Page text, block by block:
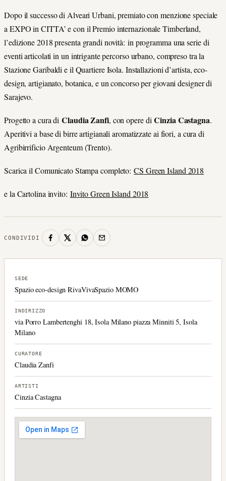
Dopo il successo di Alveari Urbani, premiato con menzione speciale
a EXPO in CITTA’ e con il Premio internazionale Timberland,
l’edizione 2018 presenta grandi novità: in programma una serie di
eventi articolati in un intrigante percorso urbano, compreso tra la
Stazione Garibaldi e il Quartiere Isola. Installazioni d’artista, eco-
design, artigianato, botanica, e un concorso per giovani designer di
Sarajevo.
Progetto a cura diClaudia Zanfi, con opere diCinzia Castagna.
Aperitivi a base di birre artigianali aromatizzate ai fiori, a cura di
Agribirrificio Argenteum (Trento).
Scarica il Comunicato Stampa completo:CS Green Island 2018
e la Cartolina invito: Invito Green Island 2018
CONDIVIDI
SEDE
Spazio eco-design RivaVivaSpazio MOMO
INDIRIZZO
via Porro Lambertenghi 18, Isola Milano piazza Minniti 5, Isola
Milano
CURATORE
Claudia Zanfi
ARTISTI
Cinzia Castagna